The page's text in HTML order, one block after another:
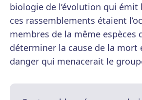
biologie de l’évolution qui émit
ces rassemblements étaient
membres de la même espèces
déterminer la cause de la mort
danger qui menacerait le